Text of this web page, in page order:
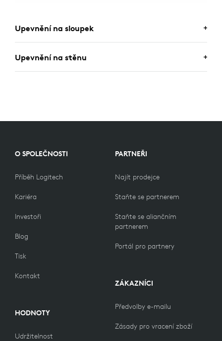
Upevnění na sloupek
Upevnění na stěnu
O SPOLEČNOSTI
Příběh Logitech
Kariéra
Investoři
Blog
Tisk
Kontakt
HODNOTY
Udržitelnost
PARTNEŘI
Najít prodejce
Staňte se partnerem
Staňte se aliančním
partnerem
Portál pro partnery
ZÁKAZNÍCI
Předvolby e-mailu
Zásady pro vracení zboží